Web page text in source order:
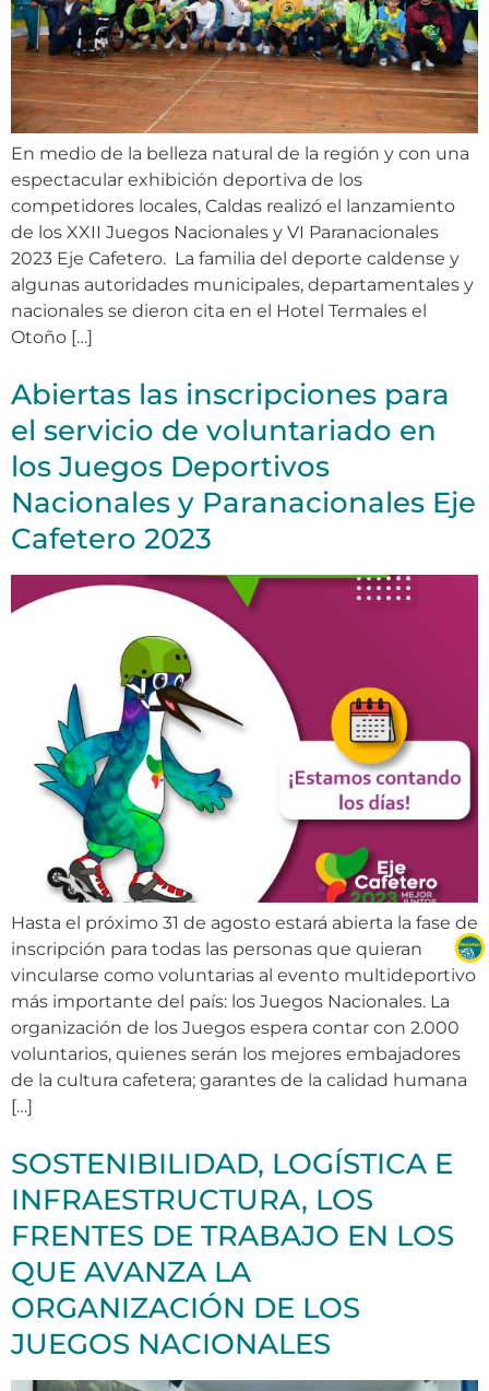
En medio de la belleza natural de la región y con una
espectacular exhibición deportiva de los
competidores locales, Caldas realizó el lanzamiento
de los XXII Juegos Nacionales y VI Paranacionales
2023 Eje Cafetero. La familia del deporte caldense y
algunas autoridades municipales, departamentales y
nacionales se dieron cita en el Hotel Termales el
Otoño […]
Abiertas las inscripciones para
el servicio de voluntariado en
los Juegos Deportivos
Nacionales y Paranacionales Eje
Cafetero 2023
Hasta el próximo 31 de agosto estará abierta la fase de
inscripción para todas las personas que quieran
vincularse como voluntarias al evento multideportivo
más importante del país: los Juegos Nacionales. La
organización de los Juegos espera contar con 2.000
voluntarios, quienes serán los mejores embajadores
de la cultura cafetera; garantes de la calidad humana
[…]
SOSTENIBILIDAD, LOGÍSTICA E
INFRAESTRUCTURA, LOS
FRENTES DE TRABAJO EN LOS
QUE AVANZA LA
ORGANIZACIÓN DE LOS
JUEGOS NACIONALES